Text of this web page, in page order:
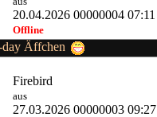
20.04.2026 00000004 07:11
Offline
day Äffchen
Firebird
aus
27.03.2026 00000003 09:27